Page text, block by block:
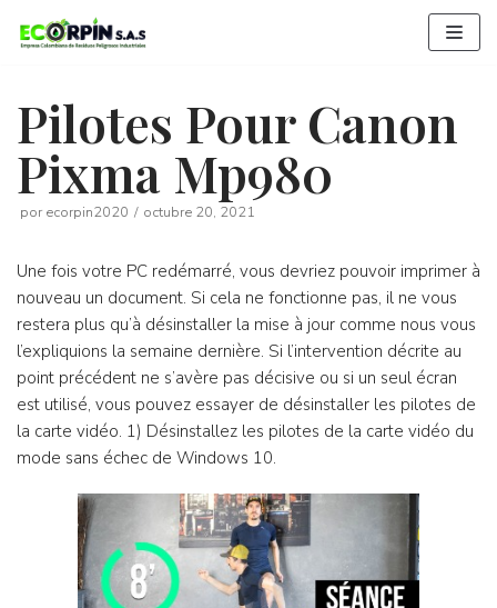
Saltar
al
Pilotes Pour Canon
Pixma Mp980
por ecorpin2020 octubre 20, 2021
Une fois votre PC redémarré, vous devriez pouvoir imprimer à
nouveau un document. Si cela ne fonctionne pas, il ne vous
restera plus qu’à désinstaller la mise à jour comme nous vous
l’expliquions la semaine dernière. Si l’intervention décrite au
point précédent ne s’avère pas décisive ou si un seul écran
est utilisé, vous pouvez essayer de désinstaller les pilotes de
la carte vidéo. 1) Désinstallez les pilotes de la carte vidéo du
mode sans échec de Windows 10.